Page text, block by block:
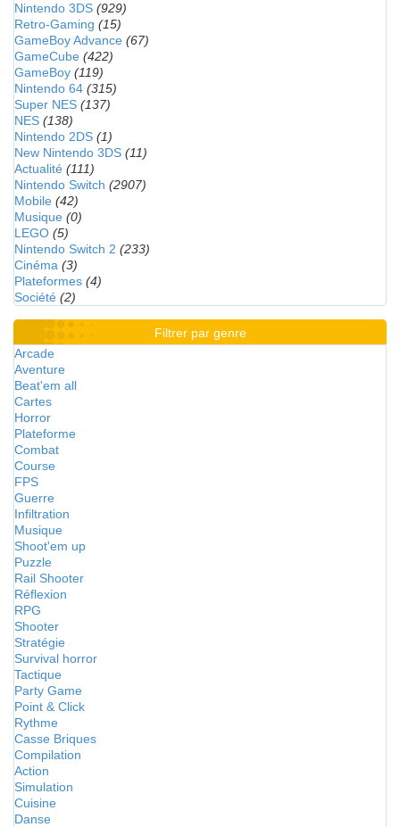
Nintendo 3DS (929)
Retro-Gaming (15)
GameBoy Advance (67)
GameCube (422)
GameBoy (119)
Nintendo 64 (315)
Super NES (137)
NES (138)
Nintendo 2DS (1)
New Nintendo 3DS (11)
Actualité (111)
Nintendo Switch (2907)
Mobile (42)
Musique (0)
LEGO (5)
Nintendo Switch 2 (233)
Cinéma (3)
Plateformes (4)
Société (2)
Filtrer par genre
Arcade
Aventure
Beat'em all
Cartes
Horror
Plateforme
Combat
Course
FPS
Guerre
Infiltration
Musique
Shoot'em up
Puzzle
Rail Shooter
Réflexion
RPG
Shooter
Stratégie
Survival horror
Tactique
Party Game
Point & Click
Rythme
Casse Briques
Compilation
Action
Simulation
Cuisine
Danse